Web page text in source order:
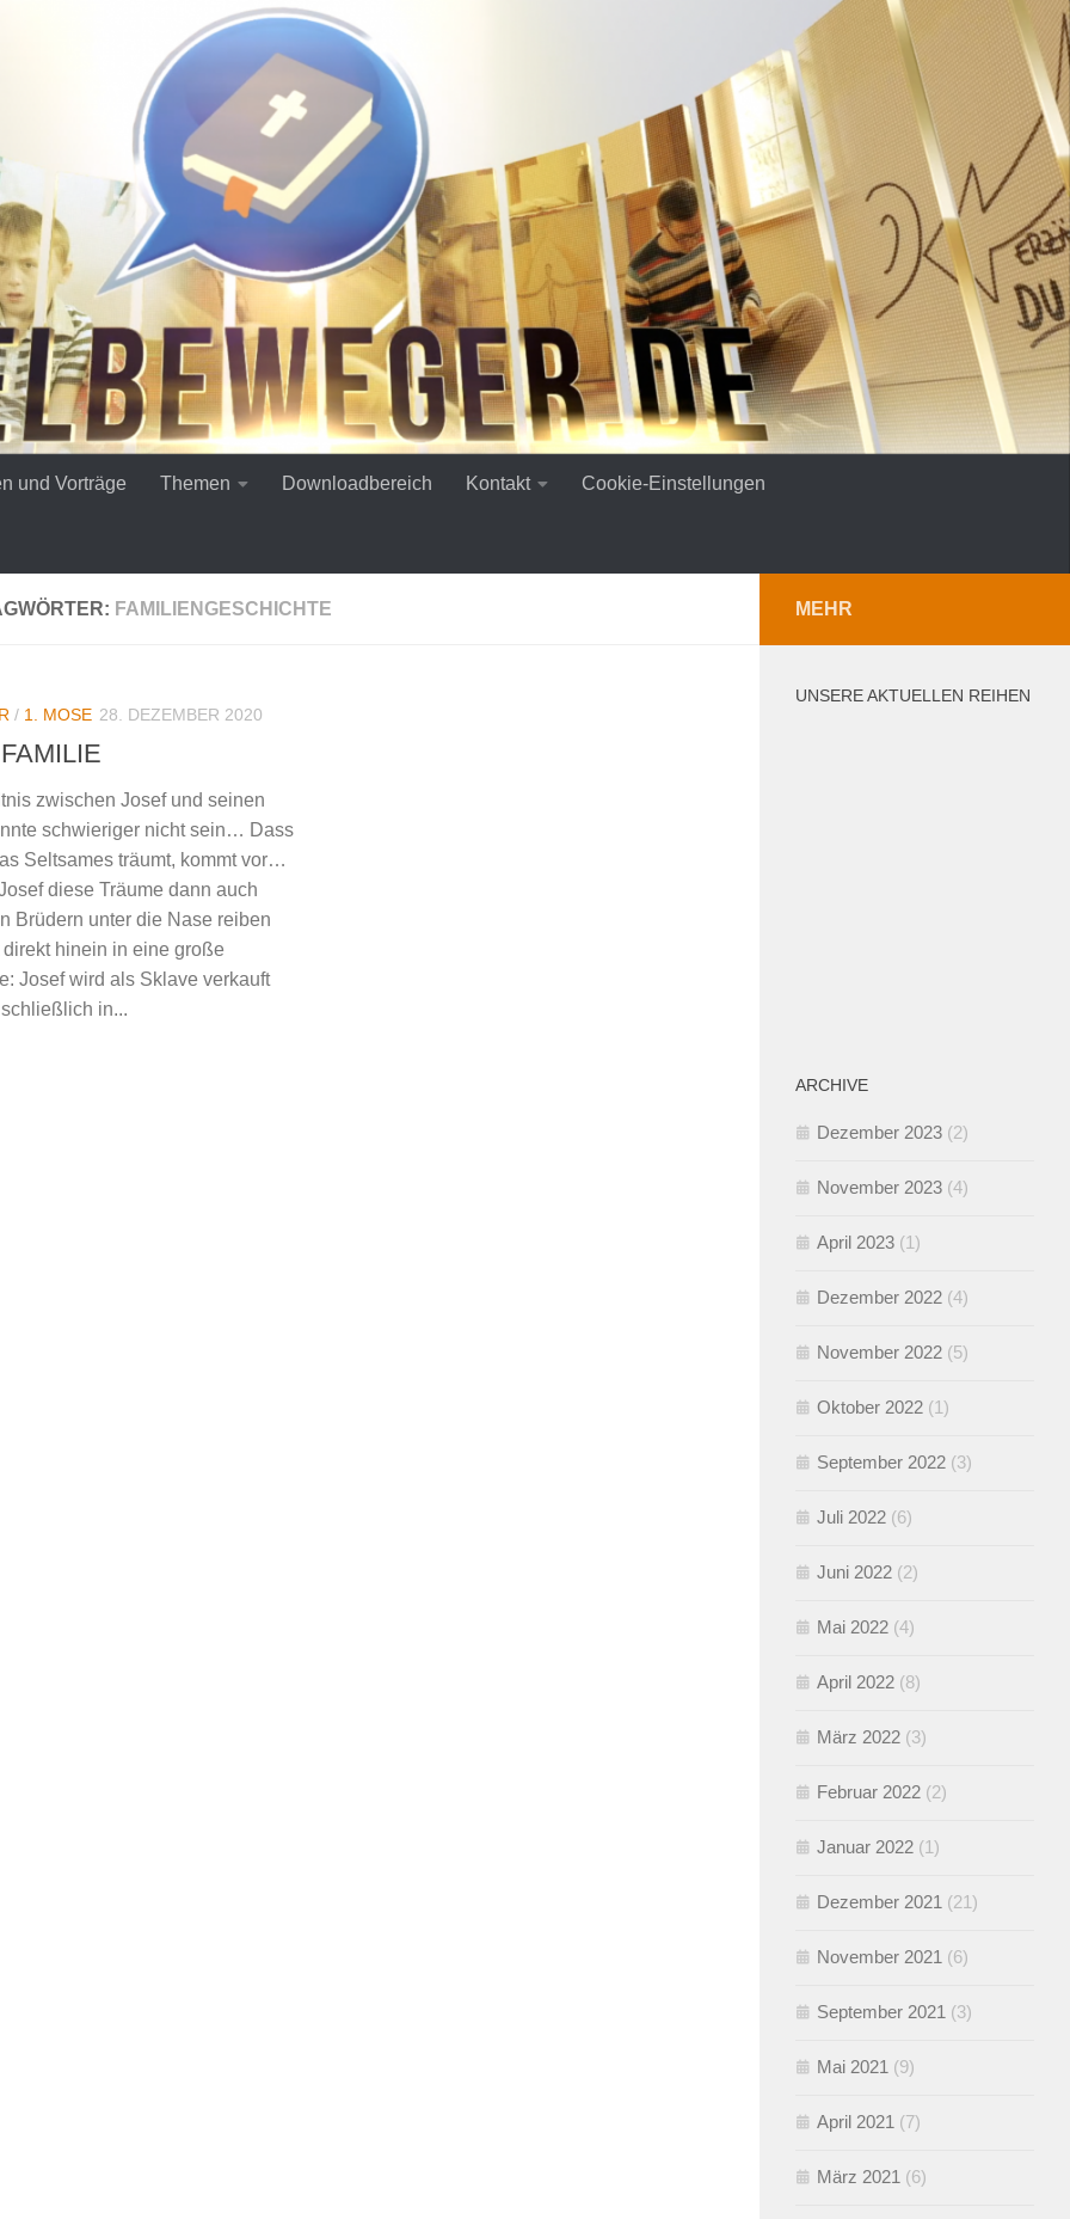
und Vorträge Themen Downloadbereich Kontakt Cookie-Einstellungen
FAMILIENGESCHICHTE
/ 1. MOSE 28. DEZEMBER 2020
zwischen Josef und seinen
schwieriger nicht sein… Dass
Seltsames träumt, kommt vor…
diese Träume dann auch
Brüdern unter die Nase reiben
direkt hinein in eine große
Josef wird als Sklave verkauft
in...
MEHR
UNSERE AKTUELLEN REIHEN
ARCHIVE
Dezember 2023 (2)
November 2023 (4)
April 2023 (1)
Dezember 2022 (4)
November 2022 (5)
Oktober 2022 (1)
September 2022 (3)
Juli 2022 (6)
Juni 2022 (2)
Mai 2022 (4)
April 2022 (8)
März 2022 (3)
Februar 2022 (2)
Januar 2022 (1)
Dezember 2021 (21)
November 2021 (6)
September 2021 (3)
Mai 2021 (9)
April 2021 (7)
März 2021 (6)